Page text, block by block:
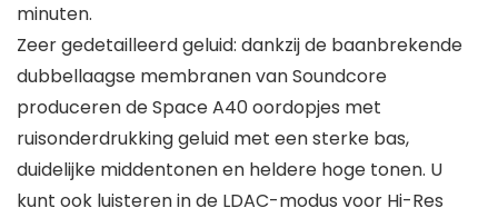
minuten.
Zeer gedetailleerd geluid: dankzij de baanbrekende
dubbellaagse membranen van Soundcore
produceren de Space A40 oordopjes met
ruisonderdrukking geluid met een sterke bas,
duidelijke middentonen en heldere hoge tonen. U
kunt ook luisteren in de LDAC-modus voor Hi-Res